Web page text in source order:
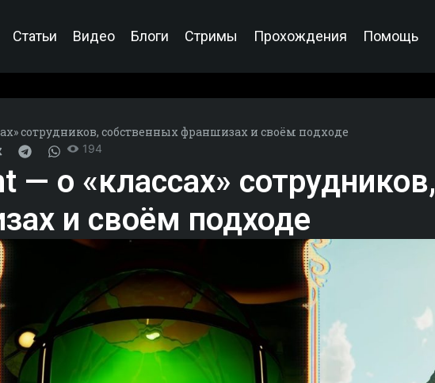
Статьи Видео Блоги Стримы Прохождения Помощь
сотрудников, собственных франшизах и своём подходе
194
— о «классах» сотрудников,
и своём подходе